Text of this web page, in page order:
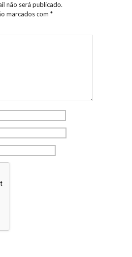
não será publicado.
marcados com *